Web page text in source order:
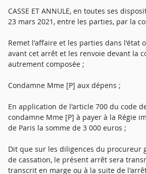
CASSE ET ANNULE, en toutes ses
23 mars 2021, entre les parties, par la
Remet l'affaire et les parties dans l'état
avant cet arrêt et les renvoie devant la
autrement composée ;
Condamne Mme [P] aux dépens ;
En application de l'article 700 du code
condamne Mme [P] à payer à la Régie
de Paris la somme de 3 000 euros ;
Dit que sur les diligences du procureur
de cassation, le présent arrêt sera
transcrit en marge ou à la suite de